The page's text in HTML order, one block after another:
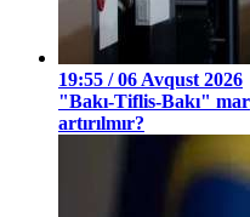
19:55 / 06 Avqust 2026
"Bakı-Tiflis-Bakı"
artırılmır?